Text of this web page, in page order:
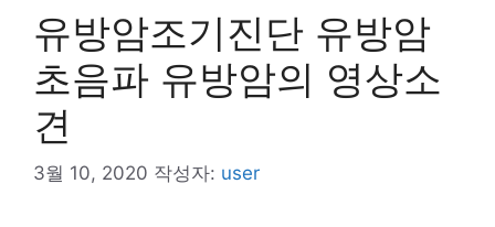
유방암조기진단 유방암
초음파 유방암의 영상소
견
3월 10, 2020 작성자: user